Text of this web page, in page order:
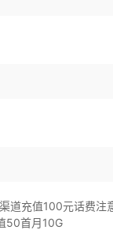
道充值100元话费
50首月10G